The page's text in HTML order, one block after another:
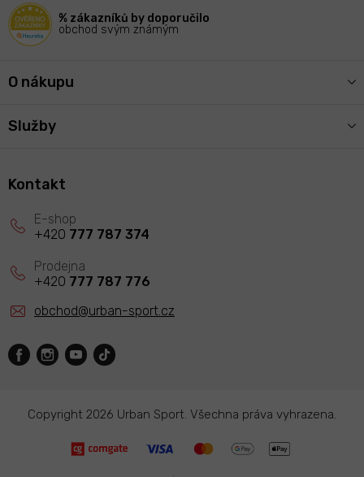
% zákazníků by doporučilo
obchod svým známým
O nákupu
Služby
Kontakt
obchod@urban-sport.cz
+420 777 787 374
+420 777 787 776
Copyright 2026 Urban Sport. Všechna práva vyhrazena.